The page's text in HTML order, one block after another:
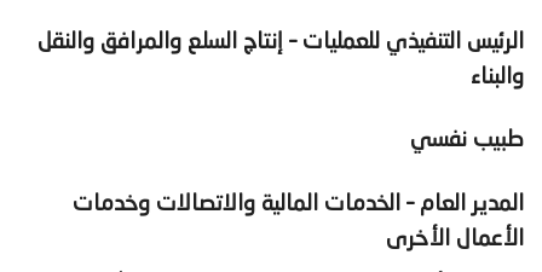
الرئيس التنفيذي للعمليات – إنتاج السلع والمرافق والنقل
والبناء
طبيب نفسي
المدير العام – الخدمات المالية والاتصالات وخدمات
الأعمال الأخرى